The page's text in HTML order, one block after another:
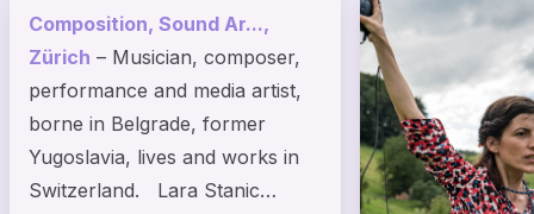
Composition, Sound Ar...,
Zürich
performance and media artist,
borne in Belgrade, former
Yugoslavia, lives and works in
Switzerland. Lara Stanic